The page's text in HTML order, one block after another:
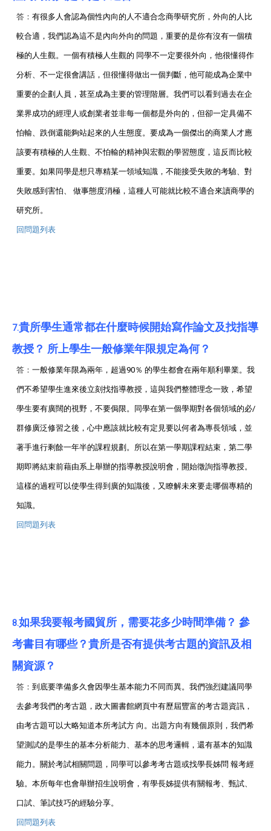
答： 有很多人會認為個性內向的人不適合念商學研究所，外向的人比
較合適，我們認為這不是內向外向的問題，重要的是你有沒有一個積
極的人生觀。一個有積極人生觀的 同學不一定要很外向，他很懂得作
分析、不一定很會講話，但很懂得做出一個判斷，他可能成為企業中
重要的企劃人員，甚至成為主要的管理階層。我們可以看到過去在企
業界成功的經理人或創業者並非每一個都是外向的，但卻一定具備不
怕輸、跌倒還能夠站起來的人生態度。要成為一個傑出的商業人才應
該要有積極的人生觀、不怕輸的精神與宏觀的學習態度，這反而比較
重要。如果同學是想只專精某一領域知識，不能接受失敗的考驗、對
失敗感到害怕、 做事態度消極，這種人可能就比較不適合來讀商學的
研究所。
回問題列表
7.貴所學生通常都在什麼時候開始寫作論文及找指導
教授？ 所上學生一般修業年限規定為何？
答： 一般修業年限為兩年，超過90％ 的學生都會在兩年順利畢業。我
們不希望學生進來後立刻找指導教授，這與我們整體理念一致，希望
學生要有廣闊的視野，不要侷限。同學在第一個學期對各個領域的必/
群修廣泛修習之後，心中應該就比較有定見要以何者為專長領域，並
著手進行剩餘一年半的課程規劃。所以在第一學期課程結束，第二學
期即將結束前藉由系上舉辦的指導教授說明會，開始徵詢指導教授。
這樣的過程可以使學生得到廣的知識後，又瞭解未來要走哪個專精的
知識。
回問題列表
8.如果我要報考國貿所，需要花多少時間準備？ 參
考書目有哪些？貴所是否有提供考古題的資訊及相
關資源？
答： 到底要準備多久會因學生基本能力不同而異。我們強烈建議同學
去參考我們的考古題，政大圖書館網頁中有歷屆豐富的考古題資訊，
由考古題可以大略知道本所考試方 向。出題方向有幾個原則，我們希
望測試的是學生的基本分析能力、基本的思考邏輯，還有基本的知識
能力。關於考試相關問題，同學可以參考考古題或找學長姊問 報考經
驗。本所每年也會舉辦招生說明會，有學長姊提供有關報考、甄試、
口試、筆試技巧的經驗分享。
回問題列表